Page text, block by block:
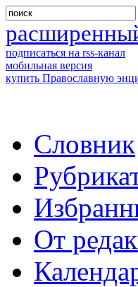
подписаться на rss-канал
мобильная версия
купить Православную
Словник
От